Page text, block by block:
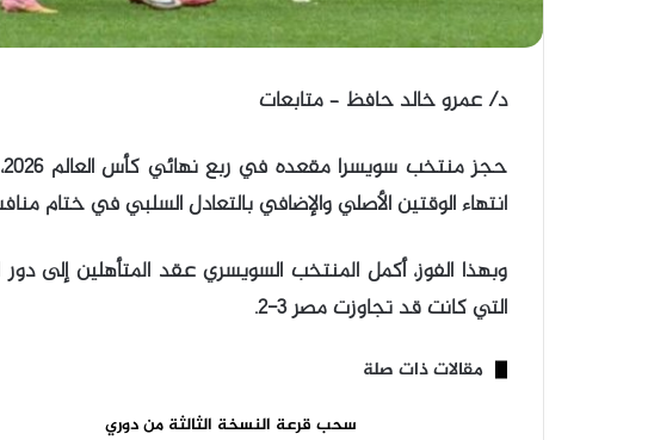
د/ عمرو خالد حافظ – متابعات
انتهاء الوقتين الأصلي والإضافي بالتعادل السلبي في ختام
وبهذا الفوز، أكمل المنتخب السويسري عقد المتأهلين إلى
التي كانت قد تجاوزت مصر 3-2.
مقالات ذات صلة
سحب قرعة النسخة الثالثة من دوري